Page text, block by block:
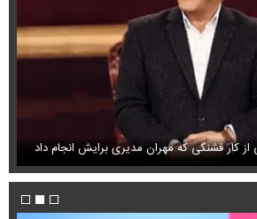
فیلم/کارگاه فندک سازی تهران در آتش سوخت!